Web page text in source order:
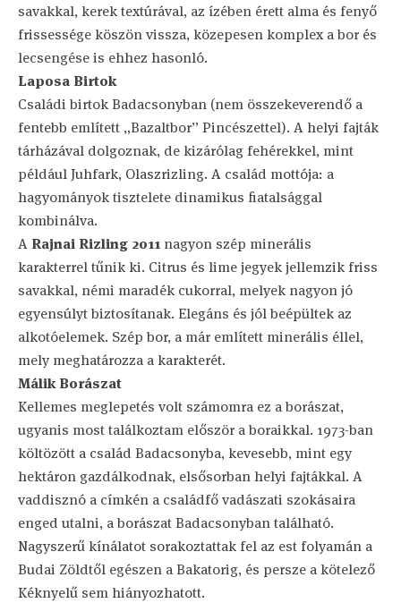
savakkal, kerek textúrával, az ízében érett alma és fenyő
frissessége köszön vissza, közepesen komplex a bor és
lecsengése is ehhez hasonló.
Laposa Birtok
Családi birtok Badacsonyban (nem összekeverendő a
fentebb említett „Bazaltbor” Pincészettel). A helyi fajták
tárházával dolgoznak, de kizárólag fehérekkel, mint
például Juhfark, Olaszrizling. A család mottója: a
hagyományok tisztelete dinamikus fiatalsággal
kombinálva.
A Rajnai Rizling 2011 nagyon szép minerális
karakterrel tűnik ki. Citrus és lime jegyek jellemzik friss
savakkal, némi maradék cukorral, melyek nagyon jó
egyensúlyt biztosítanak. Elegáns és jól beépültek az
alkotóelemek. Szép bor, a már említett minerális éllel,
mely meghatározza a karakterét.
Málik Borászat
Kellemes meglepetés volt számomra ez a borászat,
ugyanis most találkoztam először a boraikkal. 1973-ban
költözött a család Badacsonyba, kevesebb, mint egy
hektáron gazdálkodnak, elsősorban helyi fajtákkal. A
vaddisznó a címkén a családfő vadászati szokásaira
enged utalni, a borászat Badacsonyban található.
Nagyszerű kínálatot sorakoztattak fel az est folyamán a
Budai Zöldtől egészen a Bakatorig, és persze a kötelező
Kéknyelű sem hiányozhatott.